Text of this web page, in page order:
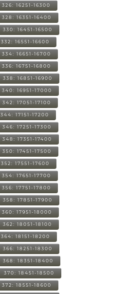
326: 16251-16300
328: 16351-16400
330: 16451-16500
332: 16551-16600
334: 16651-16700
336: 16751-16800
338: 16851-16900
340: 16951-17000
342: 17051-17100
344: 17151-17200
346: 17251-17300
348: 17351-17400
350: 17451-17500
352: 17551-17600
354: 17651-17700
356: 17751-17800
358: 17851-17900
360: 17951-18000
362: 18051-18100
364: 18151-18200
366: 18251-18300
368: 18351-18400
370: 18451-18500
372: 18551-18600